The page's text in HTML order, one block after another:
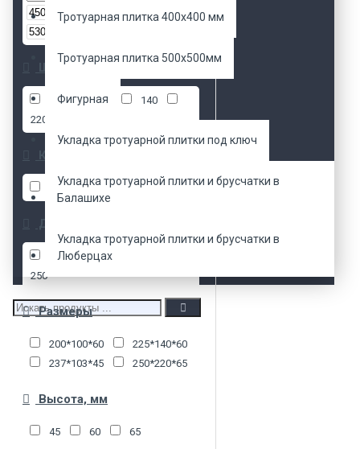
Тротуарная плитка 400х400 мм
Тротуарная плитка 500х500мм
Фигурная
Укладка тротуарной плитки под ключ
Укладка тротуарной плитки и брусчатки в
Балашихе
Укладка тротуарной плитки и брусчатки в
Люберцах
р.
Ширина, мм
100 103
140
220
Кол/м2, шт.
18 40 50
Длина, мм
200 225
250
Размеры
200*100*60
225*140*60
237*103*45
250*220*65
Высота, мм
45 60 65